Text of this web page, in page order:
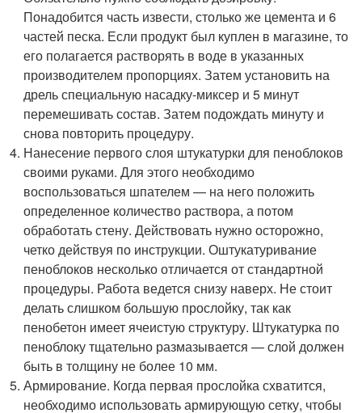
Понадобится часть извести, столько же цемента и 6
частей песка. Если продукт был куплен в магазине, то
его полагается растворять в воде в указанных
производителем пропорциях. Затем установить на
дрель специальную насадку-миксер и 5 минут
перемешивать состав. Затем подождать минуту и
снова повторить процедуру.
Нанесение первого слоя штукатурки для пеноблоков
своими руками. Для этого необходимо
воспользоваться шпателем — на него положить
определенное количество раствора, а потом
обработать стену. Действовать нужно осторожно,
четко действуя по инструкции. Оштукатуривание
пеноблоков несколько отличается от стандартной
процедуры. Работа ведется снизу наверх. Не стоит
делать слишком большую прослойку, так как
пенобетон имеет ячеистую структуру. Штукатурка по
пеноблоку тщательно размазывается — слой должен
быть в толщину не более 10 мм.
Армирование. Когда первая прослойка схватится,
необходимо использовать армирующую сетку, чтобы